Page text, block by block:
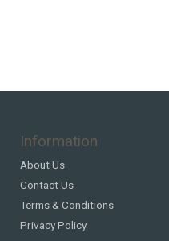
Information
About Us
Contact Us
Terms & Conditions
Privacy Policy